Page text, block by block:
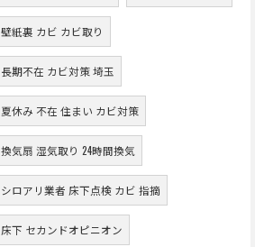
壁紙裏 カビ カビ取り
長期不在 カビ対策 埼玉
夏休み 不在 住まい カビ対策
換気扇 湿気取り 24時間換気
シロアリ業者 床下点検 カビ 指摘
床下 セカンドオピニオン